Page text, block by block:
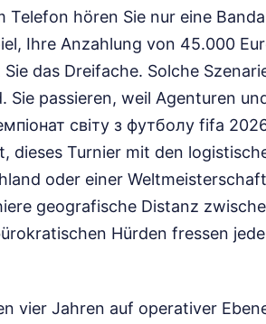
hören Sie nur eine
Ihre Anzahlung von 45.000
das Dreifache. Solche
passieren, weil Agenturen
світу з футболу fifa
dieses Turnier mit den
oder einer
geografische Distanz
Hürden fressen
vier Jahren auf operativer